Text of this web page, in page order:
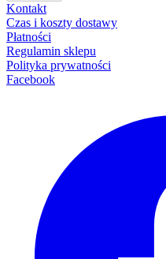
Kontakt
Czas i koszty dostawy
Płatności
Regulamin sklepu
Polityka prywatności
Facebook